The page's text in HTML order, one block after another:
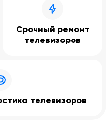
Срочный ремонт
телевизоров
телевизоров